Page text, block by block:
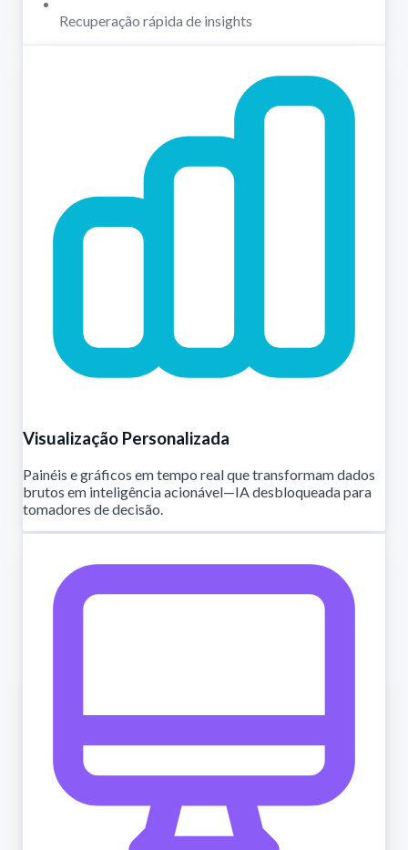
Recuperação rápida de insights
Visualização Personalizada
Painéis e gráficos em tempo real que transformam dados
brutos em inteligência acionável—IA desbloqueada para
tomadores de decisão.